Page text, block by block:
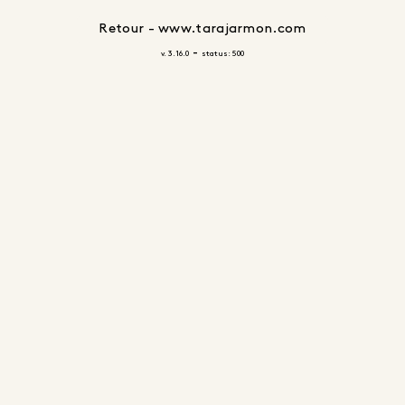
Retour - www.tarajarmon.com
v. 3.16.0 - status: 500